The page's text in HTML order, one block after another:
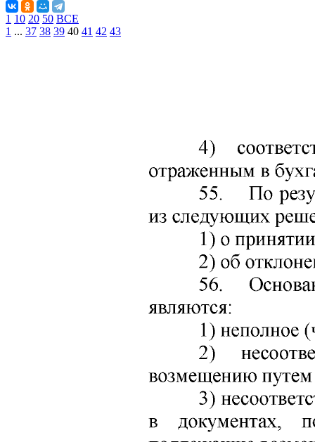
1 10 20 50 ВСЕ
1 ... 37 38 39 40 41 42 43